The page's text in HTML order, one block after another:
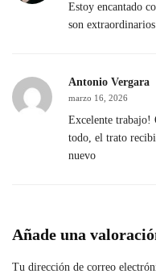
Estoy encantado
son extraordinarios
Antonio Vergara
marzo 16, 2026
Excelente trabajo!
todo, el trato
nuevo
Añade una
Tu dirección de correo